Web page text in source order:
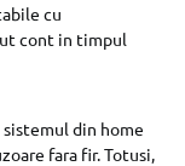
cu
cont in timpul
din home
fara fir. Totusi,